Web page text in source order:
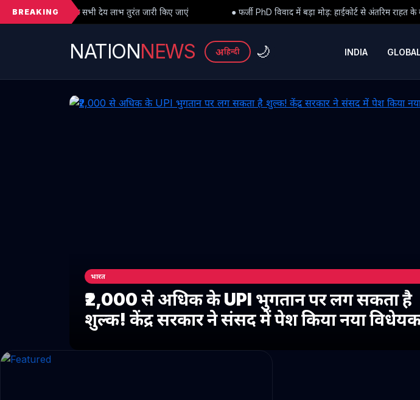
BREAKING
लाभ तुरंत जारी किए जाएं ● फर्जी PhD विवाद में बड़ा मोड़: हाईकोर्ट से अंतरिम राहत के बाद 3 असिस्टेंट प्रोफेसरों ने फिर
NATIONNEWS अहिन्दी 🌙 INDIA
भारत
₹2,000 से अधिक के UPI भुगतान पर लग सकता है
शुल्क! केंद्र सरकार ने संसद में पेश किया नया